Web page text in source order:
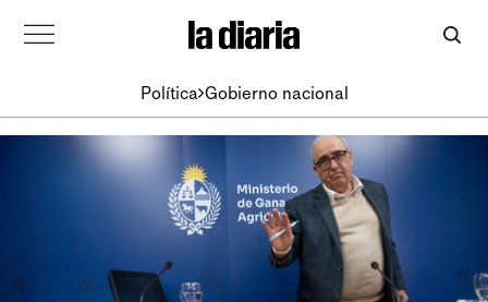
Política Gobierno nacional